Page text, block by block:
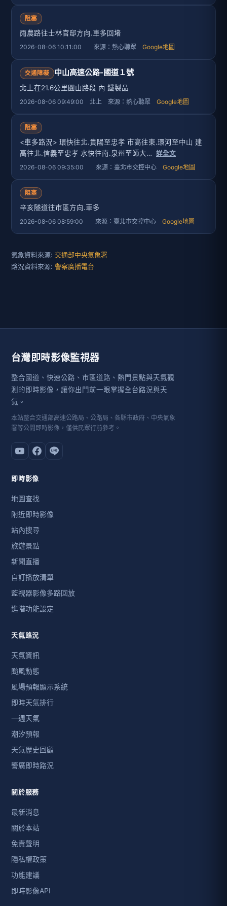
阻塞
雨農路往士林官邸方向.車多回堵
2026-08-06 10:11:00 來源：熱心聽眾 Google地圖
交通障礙 中山高速公路-國道１號
北上在21.6公里圓山路段 內 鐵製品
2026-08-06 09:49:00 北上 來源：熱心聽眾 Google地圖
阻塞
<車多路況> 環快往北.貴陽至忠孝 市高往東.環河至中山 建
高往北.信義至忠孝 水快往南.泉州至師大… 詳全文
2026-08-06 09:35:00 來源：臺北市交控中心 Google地圖
阻塞
辛亥隧道往市區方向.車多
2026-08-06 08:59:00 來源：臺北市交控中心 Google地圖
氣象資料來源: 交通部中央氣象署
路況資料來源: 警察廣播電台
台灣即時影像監視器
整合國道、快速公路、市區道路、熱門景點與天氣觀
測的即時影像，讓你出門前一眼掌握全台路況與天
氣。
本站整合交通部高速公路局、公路局、各縣市政府、中央氣象
署等公開即時影像，僅供民眾行前參考。
即時影像
地圖查找
附近即時影像
站內搜尋
旅遊景點
新聞直播
自訂播放清單
監視器影像多路回放
進階功能設定
天氣路況
天氣資訊
颱風動態
風場預報顯示系統
即時天氣排行
一週天氣
潮汐預報
天氣歷史回顧
警廣即時路況
關於服務
最新消息
關於本站
免責聲明
隱私權政策
功能建議
即時影像API